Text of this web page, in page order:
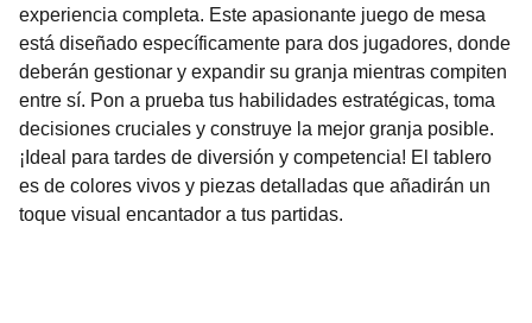
experiencia completa. Este apasionante juego de mesa
está diseñado específicamente para dos jugadores, donde
deberán gestionar y expandir su granja mientras compiten
entre sí. Pon a prueba tus habilidades estratégicas, toma
decisiones cruciales y construye la mejor granja posible.
¡Ideal para tardes de diversión y competencia! El tablero
es de colores vivos y piezas detalladas que añadirán un
toque visual encantador a tus partidas.